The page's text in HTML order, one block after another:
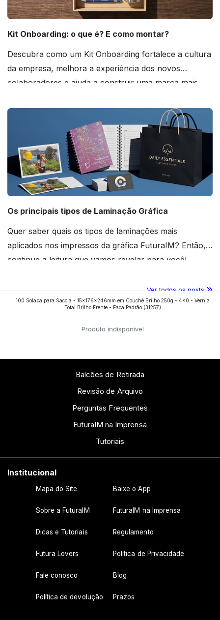
Kit Onboarding: o que é? E como montar?
Descubra como um Kit Onboarding fortalece a cultura
da empresa, melhora a experiência dos novos
colaboradores e ajuda a construir uma marca mais
Os principais tipos de Laminação Gráfica
Quer saber quais os tipos de laminações mais
aplicados nos impressos da gráfica FuturaIM? Então,
continue a leitura que vamos revelar para você!
Ver todos os posts
100 Solapa para Sacola - 15x176x246mm em Couché Brilho 250g - 4x0 - Verniz
Total Brilho Frente - Faca Padrão(31257)
Produto indisponível
Balcões de Retirada
Revisão de Arquivo
Perguntas Frequentes
FuturaIM na Imprensa
Tutoriais
Institucional
Mapa do Site Baixe o App
Sobre a FuturaIM FuturaIM na Imprensa
Dicas e Tutoriais Regulamento
Futura Lovers Política de Privacidade
Fale conosco Blog
Política de devolução Prazos